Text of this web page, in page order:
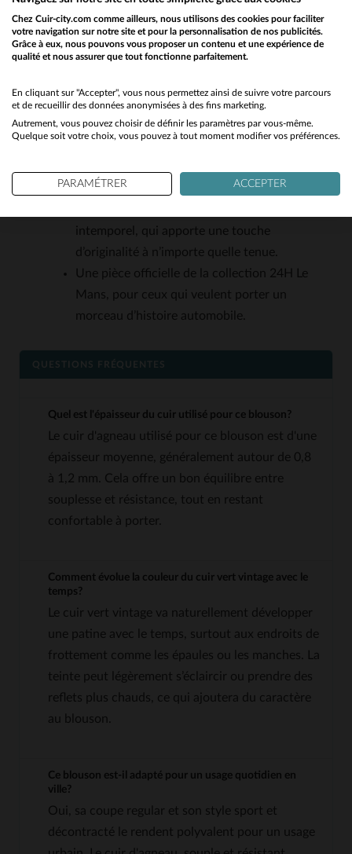
Caractéristiques
Un cuir d’agneau souple et résistant, qui
s’adapte parfaitement aux mouvements et
Une coupe regular polyvalente, disponible en
tailles S à 4XL, pour s’adapter à toutes les
style rétro et sportif.
intemporel, qui apporte une touche
d’originalité à n’importe quelle tenue.
Une pièce officielle de la collection 24H Le
Mans, pour ceux qui veulent porter un
morceau d’histoire automobile.
QUESTIONS FRÉQUENTES
Quel est l'épaisseur du cuir utilisé pour ce blouson?
Le cuir d'agneau utilisé pour ce blouson est d'une
épaisseur moyenne, généralement autour de 0,8
à 1,2 mm. Cela offre un bon équilibre entre
souplesse et résistance, tout en restant
confortable à porter.
Comment évolue la couleur du cuir vert vintage avec le
temps?
Le cuir vert vintage va naturellement développer
une patine avec le temps, surtout aux endroits de
frottement comme les épaules ou les manches. La
teinte peut légèrement s’éclaircir ou prendre des
reflets plus chauds, ce qui ajoutera du caractère
au blouson.
Ce blouson est-il adapté pour un usage quotidien en
ville?
Oui, sa coupe regular et son style sport et
décontracté le rendent polyvalent pour un usage
Would you like to be redirected to our English site?
No
Yes
Chez Cuir-city.com comme ailleurs, nous utilisons des cookies pour faciliter
votre navigation sur notre site et pour la personnalisation de nos publicités.
Grâce à eux, nous pouvons vous proposer un contenu et une expérience de
qualité et nous assurer que tout fonctionne parfaitement.
En cliquant sur "Accepter", vous nous permettez ainsi de suivre votre parcours
et de recueillir des données anonymisées à des fins marketing.
Autrement, vous pouvez choisir de définir les paramètres par vous-même.
Quelque soit votre choix, vous pouvez à tout moment modifier vos préférences.
PARAMÉTRER ACCEPTER